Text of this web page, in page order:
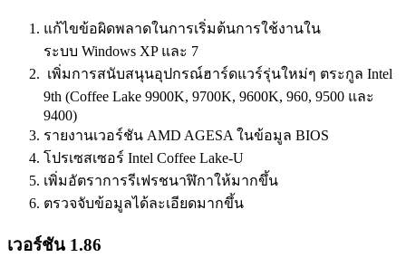
แก้ไขข้อผิดพลาดในการเริ่มต้นการใช้งานใน
ระบบ Windows XP และ 7
เพิ่มการสนับสนุนอุปกรณ์ฮาร์ดแวร์รุ่นใหม่ๆ ตระกูล Intel
9th (Coffee Lake 9900K, 9700K, 9600K, 960, 9500 และ
9400)
รายงานเวอร์ชัน AMD AGESA ในข้อมูล BIOS
โปรเซสเซอร์ Intel Coffee Lake-U
เพิ่มอัตราการรีเฟรชนาฬิกาให้มากขึ้น
ตรวจจับข้อมูลได้ละเอียดมากขึ้น
เวอร์ชัน 1.86